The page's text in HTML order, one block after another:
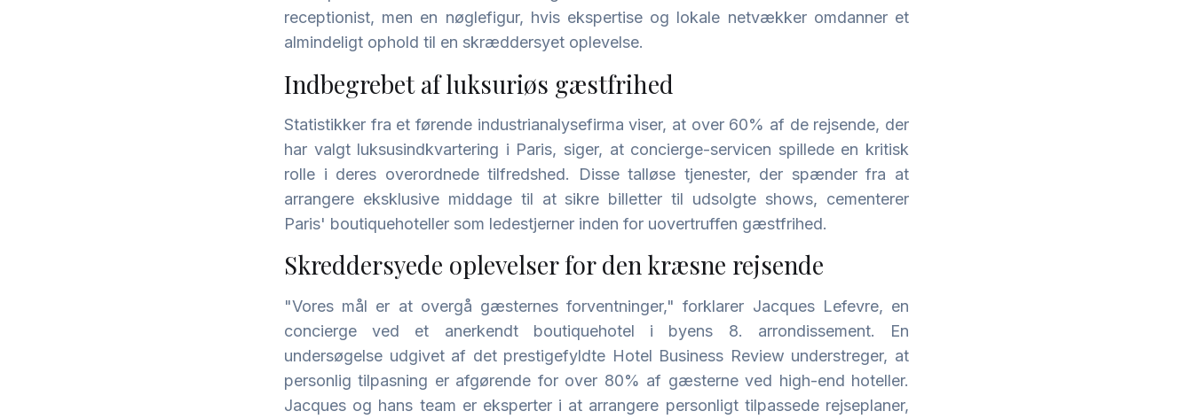
receptionist, men en nøglefigur, hvis ekspertise og lokale netvækker omdanner et
almindeligt ophold til en skræddersyet oplevelse.
Indbegrebet af luksuriøs gæstfrihed
Statistikker fra et førende industrianalysefirma viser, at over 60% af de rejsende, der
har valgt luksusindkvartering i Paris, siger, at concierge-servicen spillede en kritisk
rolle i deres overordnede tilfredshed. Disse talløse tjenester, der spænder fra at
arrangere eksklusive middage til at sikre billetter til udsolgte shows, cementerer
Paris' boutiquehoteller som ledestjerner inden for uovertruffen gæstfrihed.
Skreddersyede oplevelser for den kræsne rejsende
"Vores mål er at overgå gæsternes forventninger," forklarer Jacques Lefevre, en
concierge ved et anerkendt boutiquehotel i byens 8. arrondissement. En
undersøgelse udgivet af det prestigefyldte Hotel Business Review understreger, at
personlig tilpasning er afgørende for over 80% af gæsterne ved high-end hoteller.
Jacques og hans team er eksperter i at arrangere personligt tilpassede rejseplaner,